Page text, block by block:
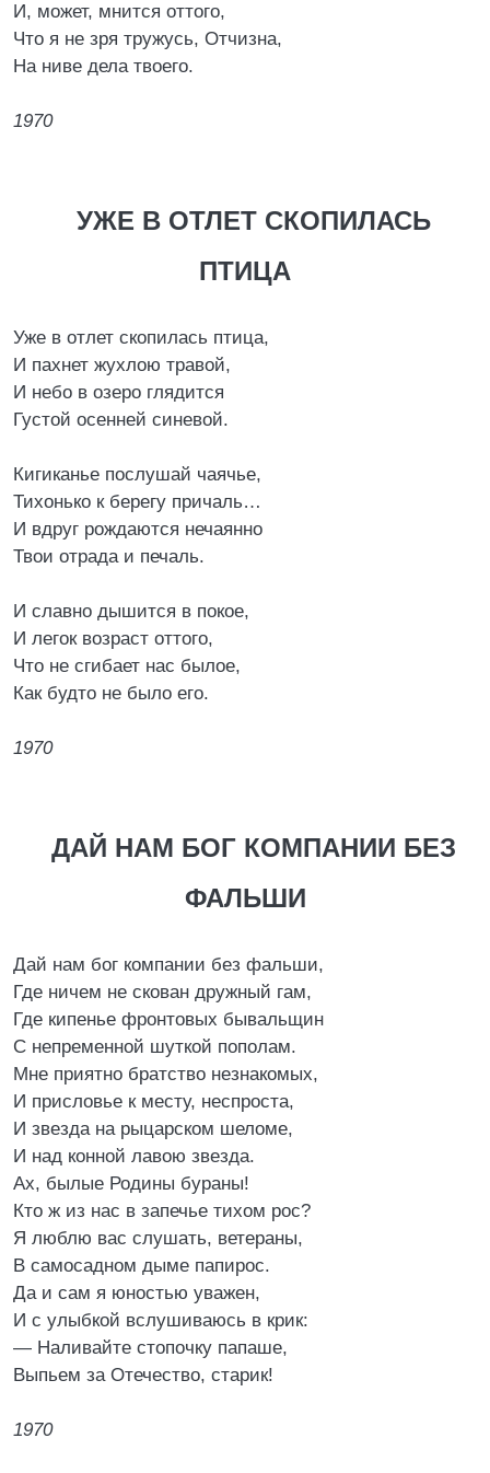
И, может, мнится оттого,
Что я не зря тружусь, Отчизна,
На ниве дела твоего.
1970
УЖЕ В ОТЛЕТ СКОПИЛАСЬ
ПТИЦА
Уже в отлет скопилась птица,
И пахнет жухлою травой,
И небо в озеро глядится
Густой осенней синевой.
Кигиканье послушай чаячье,
Тихонько к берегу причаль…
И вдруг рождаются нечаянно
Твои отрада и печаль.
И славно дышится в покое,
И легок возраст оттого,
Что не сгибает нас былое,
Как будто не было его.
1970
ДАЙ НАМ БОГ КОМПАНИИ БЕЗ
ФАЛЬШИ
Дай нам бог компании без фальши,
Где ничем не скован дружный гам,
Где кипенье фронтовых бывальщин
С непременной шуткой пополам.
Мне приятно братство незнакомых,
И присловье к месту, неспроста,
И звезда на рыцарском шеломе,
И над конной лавою звезда.
Ах, былые Родины бураны!
Кто ж из нас в запечье тихом рос?
Я люблю вас слушать, ветераны,
В самосадном дыме папирос.
Да и сам я юностью уважен,
И с улыбкой вслушиваюсь в крик:
— Наливайте стопочку папаше,
Выпьем за Отечество, старик!
1970